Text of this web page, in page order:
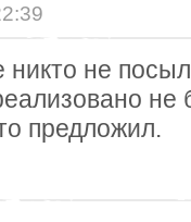
никто не
предложил.